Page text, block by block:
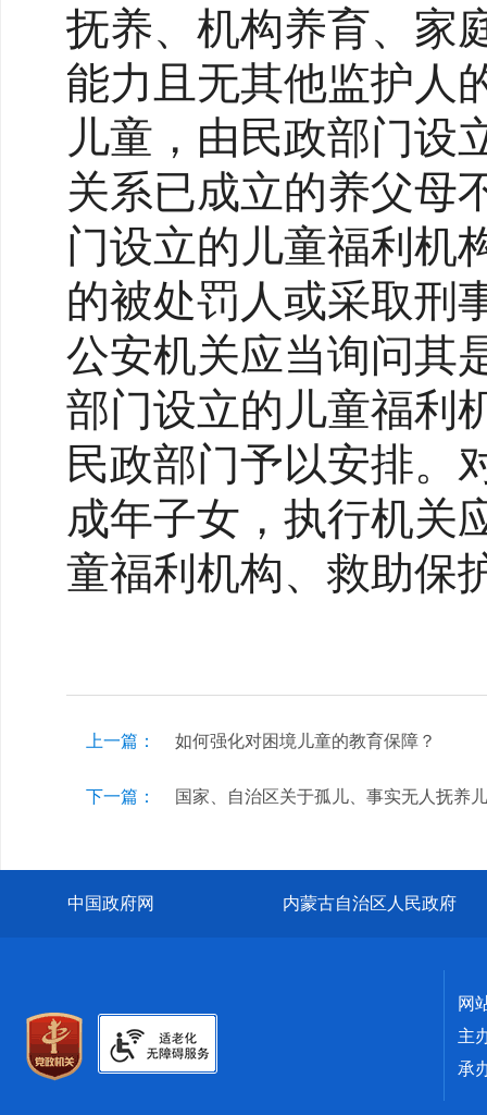
抚养、机构养育、家
能力且无其他监护人
儿童，由民政部门设
关系已成立的养父母
门设立的儿童福利机
的被处罚人或采取刑
公安机关应当询问其
部门设立的儿童福利
民政部门予以安排。
成年子女，执行机关
童福利机构、救助保
上一篇： 如何强化对困境儿童的教育保障？
下一篇： 国家、自治区关于孤儿、事实无人抚养
中国政府网 内蒙古自治区人民政府
网
主
承